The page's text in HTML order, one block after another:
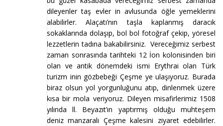
dileyenler taş evler in avlusunda öğle yemeklerini
alabilirler. Alaçatı’nın taşla kaplanmış daracık
sokaklarında dolaşıp, bol bol fotoğraf çekip, yöresel
lezzetlerin tadına bakabilirsiniz. Vereceğimiz serbest
zaman sonrasındatarihteki 12 İon kolonisinden biri
olan ve antik dönemdeki ismi Erythrai olan Türk
turizm inin gözbebeği Çeşme ye ulaşıyoruz. Burada
biraz olsun yol yorgunluğunu atıp, dinlenmek üzere
kısa bir mola veriyoruz. Dileyen misafirlerimiz 1508
yılında ll. Beyazıt’ın yaptırmış olduğu muhteşem
deniz manzaralı Çeşme kalesini ziyaret edebilirler.